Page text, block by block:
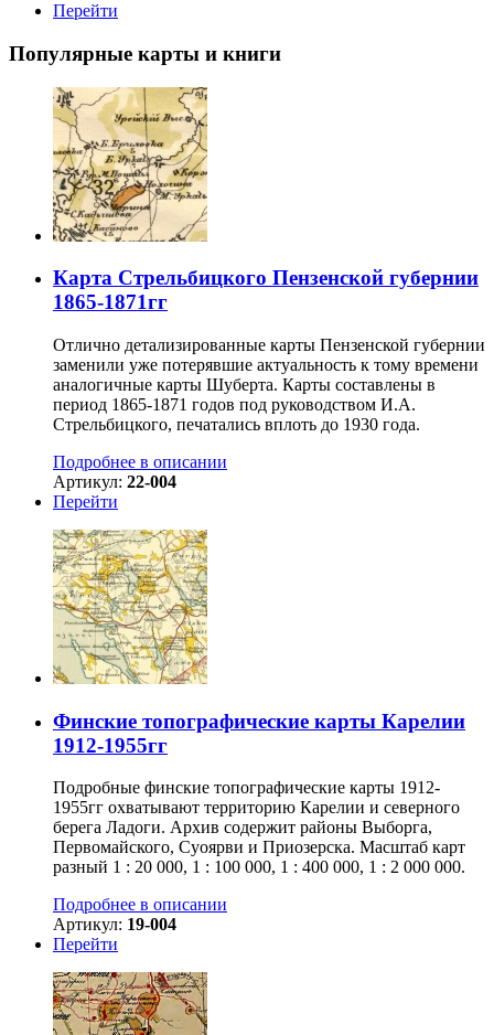
Перейти
Популярные карты и книги
Карта Стрельбицкого Пензенской губернии
1865-1871гг
Отлично детализированные карты Пензенской губернии
заменили уже потерявшие актуальность к тому времени
аналогичные карты Шуберта. Карты составлены в
период 1865-1871 годов под руководством И.А.
Стрельбицкого, печатались вплоть до 1930 года.
Подробнее в описании
Артикул: 22-004
Перейти
Финские топографические карты Карелии
1912-1955гг
Подробные финские топографические карты 1912-
1955гг охватывают территорию Карелии и северного
берега Ладоги. Архив содержит районы Выборга,
Первомайского, Суоярви и Приозерска. Масштаб карт
разный 1 : 20 000, 1 : 100 000, 1 : 400 000, 1 : 2 000 000.
Подробнее в описании
Артикул: 19-004
Перейти